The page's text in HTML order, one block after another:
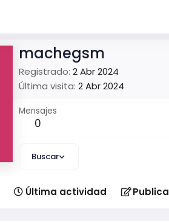
machegsm
Registrado 2 Abr 2024
Última visita 2 Abr 2024
Mensajes
0
Buscar
Última actividad